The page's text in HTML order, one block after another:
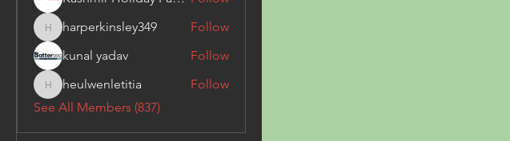
harperkinsley349
harperkinsley349
Follow
kunal yadav
Follow
heulwenletitia
heulwenletitia
Follow
See All Members (837)